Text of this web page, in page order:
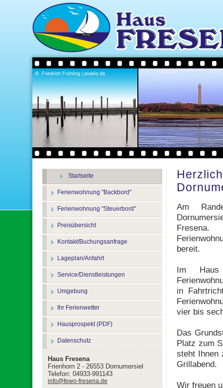
Startseite
Ferienwohnung "Backbord"
Ferienwohnung "Steuerbord"
Preisübersicht
Kontakt/Buchungsanfrage
Lageplan/Anfahrt
Service/Dienstleistungen
Umgebung
Ihr Ferienwetter
Hausprospekt (PDF)
Datenschutz
Haus Fresena
Frienhorn 2 - 26553 Dornumersiel
Telefon: 04933-991143
info@fewo-fresena.de
Am
bereit.
Im
in
vier bis
Das
Platz zum
steht Ihnen
Grillabend.
Wir freuen